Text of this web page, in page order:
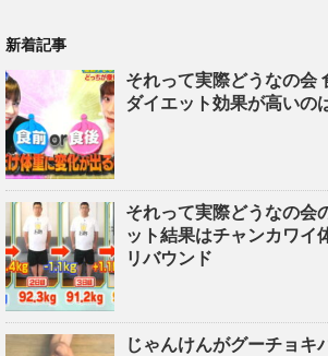
新着記事
それって実際どうなの会
ダイエット効果が高いの
それって実際どうなの会
ット結果はチャンカワイ
リバウンド
じゃんけんがグーチョキ